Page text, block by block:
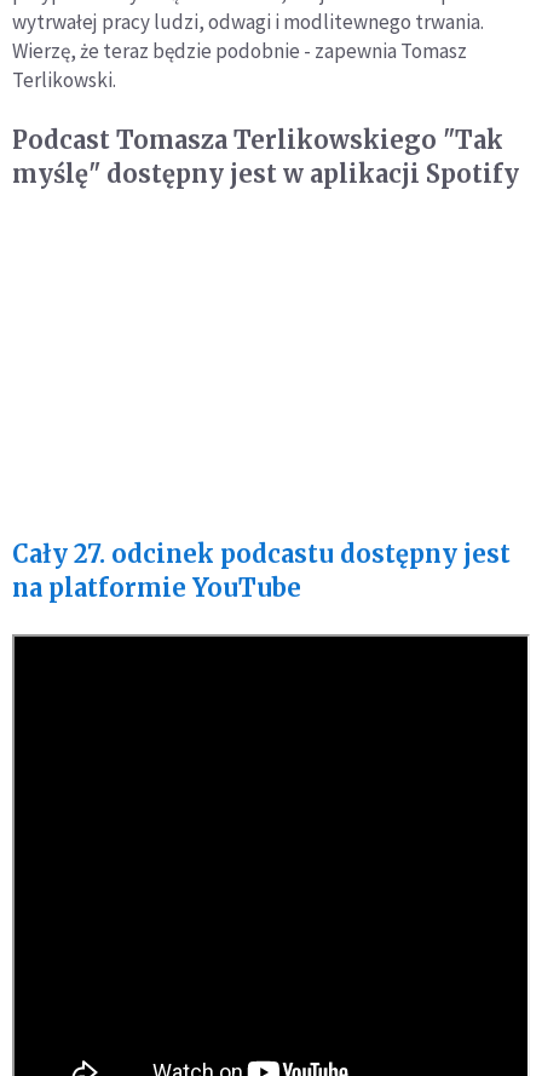
wytrwałej pracy ludzi, odwagi i modlitewnego trwania.
Wierzę, że teraz będzie podobnie - zapewnia Tomasz
Terlikowski.
Podcast Tomasza Terlikowskiego "Tak
myślę" dostępny jest w aplikacji Spotify
Cały 27. odcinek podcastu dostępny jest
na platformie YouTube